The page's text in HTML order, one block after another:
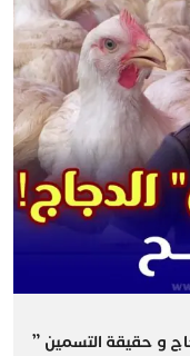
و حقيقة التسمين ”